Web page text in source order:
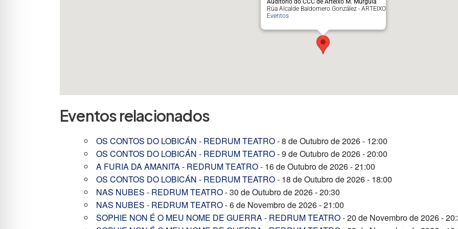
Auditorio do CCC de Arteixo M. Murguía
Rúa Alcalde Baldomero González - ARTEIXO
Eventos
Eventos relacionados
OS CONTOS DO LOBICÁN - REDRUM TEATRO- 8 de Outubro de 2026 - 12:00
OS CONTOS DO LOBICÁN - REDRUM TEATRO- 9 de Outubro de 2026 - 20:00
A FURIA DA AMANITA - REDRUM TEATRO- 16 de Outubro de 2026 - 21:00
OS CONTOS DO LOBICÁN - REDRUM TEATRO- 18 de Outubro de 2026 - 18:00
NAS NUBES - REDRUM TEATRO- 30 de Outubro de 2026 - 20:30
NAS NUBES - REDRUM TEATRO- 6 de Novembro de 2026 - 21:00
SOPHIE NON É O MEU NOME DE GUERRA - REDRUM TEATRO- 20 de Novembro de 2026 -